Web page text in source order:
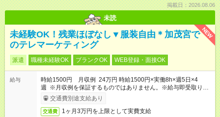
掲載日：2026.08.06
未読
NEW
未経験OK！残業ほぼなし▼服装自由＊加茂宮で
のテレマーケティング
派遣 職種未経験OK ブランクOK WEB登録・面接OK
給与
時給1500円 月収例 24万円 時給1500円×実働8h×週5日×4
週 ※月収例を保証するものではありません。※給与即受取りサ
ービス利用可（利用条件有）
交通費別途支給あり
交通費 1ヶ月3万円を上限として実費支給